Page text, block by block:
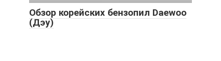
Обзор корейских бензопил Daewoo
(Дэу)